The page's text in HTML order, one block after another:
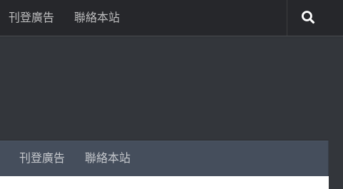
刊登廣告 聯絡本站
刊登廣告 聯絡本站